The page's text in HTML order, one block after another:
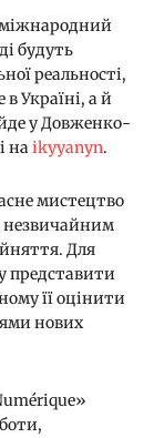
міжнародний
будуть
реальності,
в Україні, а й
у Довженко-
наikyyanyn.
мистецтво
незвичайним
Для
представити
її оцінити
нових